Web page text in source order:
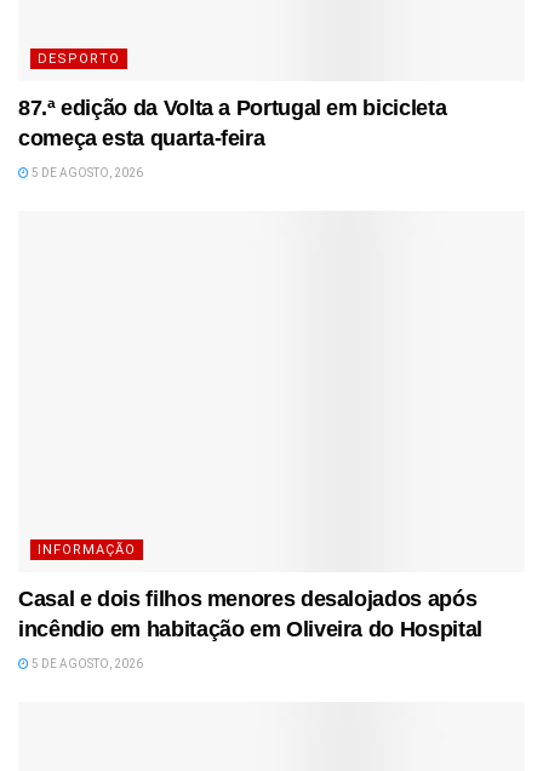
DESPORTO
87.ª edição da Volta a Portugal em bicicleta
começa esta quarta-feira
5 DE AGOSTO, 2026
INFORMAÇÃO
Casal e dois filhos menores desalojados após
incêndio em habitação em Oliveira do Hospital
5 DE AGOSTO, 2026